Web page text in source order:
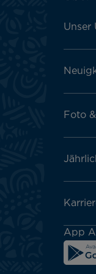
menu
Unser
Foto
App